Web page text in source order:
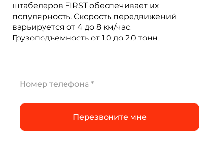
штабелеров FIRST обеспечивает их
популярность. Скорость передвижений
варьируется от 4 до 8 км/час.
Грузоподъемность от 1.0 до 2.0 тонн.
Номер телефона *
Перезвоните мне